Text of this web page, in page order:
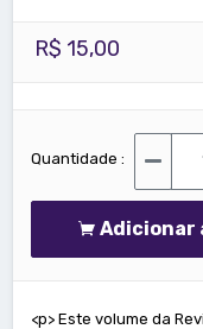
R$ 15,00
Quantidade :
Adicionar
<p> Este volume da